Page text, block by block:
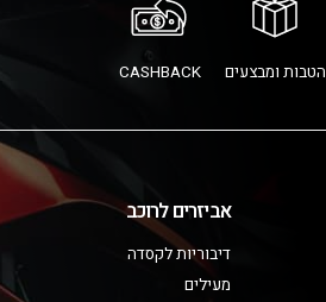
הטבות ומבצעים CASHBACK
אביזרים לרוכב
דיבוריות לקסדה
מעילים